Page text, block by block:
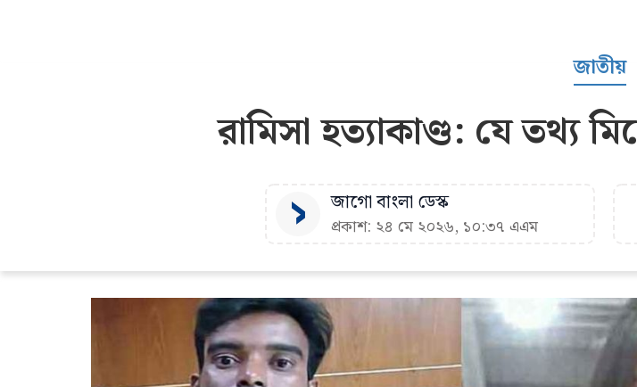
জাতীয়
রামিসা হত্যাকাণ্ড: যে তথ্য
জাগো বাংলা ডেস্ক
প্রকাশ: ২৪ মে ২০২৬, ১০:৩৭ এএম